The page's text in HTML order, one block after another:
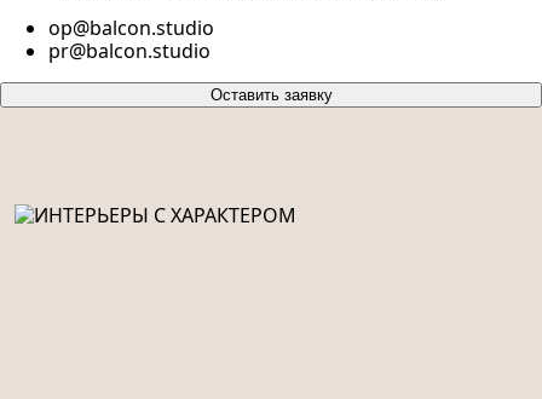
op@balcon.studio
pr@balcon.studio
Оставить заявку